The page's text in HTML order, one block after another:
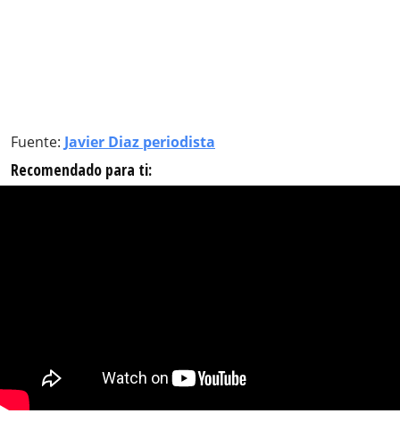
Fuente: Javier Diaz periodista
Recomendado para ti: